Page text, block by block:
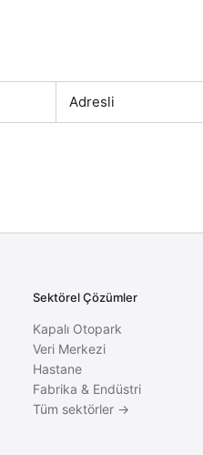
Adresli
Sektörel Çözümler
Kapalı Otopark
Veri Merkezi
Hastane
Fabrika & Endüstri
Tüm sektörler →